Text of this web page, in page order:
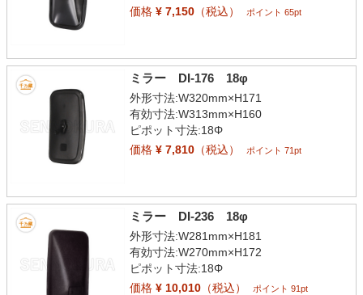
価格¥ 7,150（税込） ポイント 65pt
ミラー DI-176 18φ
外形寸法:W320mm×H171
有効寸法:W313mm×H160
ピポット寸法:18Φ
価格¥ 7,810（税込） ポイント 71pt
ミラー DI-236 18φ
外形寸法:W281mm×H181
有効寸法:W270mm×H172
ピポット寸法:18Φ
価格¥ 10,010（税込） ポイント 91pt